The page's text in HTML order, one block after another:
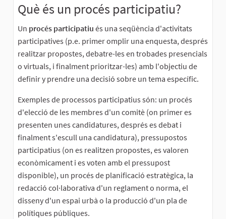
Què és un procés participatiu?
Un procés participatiu és una seqüència d'activitats
participatives (p.e. primer omplir una enquesta, després
realitzar propostes, debatre-les en trobades presencials
o virtuals, i finalment prioritzar-les) amb l'objectiu de
definir y prendre una decisió sobre un tema específic.
Exemples de processos participatius són: un procés
d'elecció de les membres d'un comitè (on primer es
presenten unes candidatures, després es debat i
finalment s'escull una candidatura), pressupostos
participatius (on es realitzen propostes, es valoren
econòmicament i es voten amb el pressupost
disponible), un procés de planificació estratègica, la
redacció col·laborativa d'un reglament o norma, el
disseny d'un espai urbà o la producció d'un pla de
polítiques públiques.